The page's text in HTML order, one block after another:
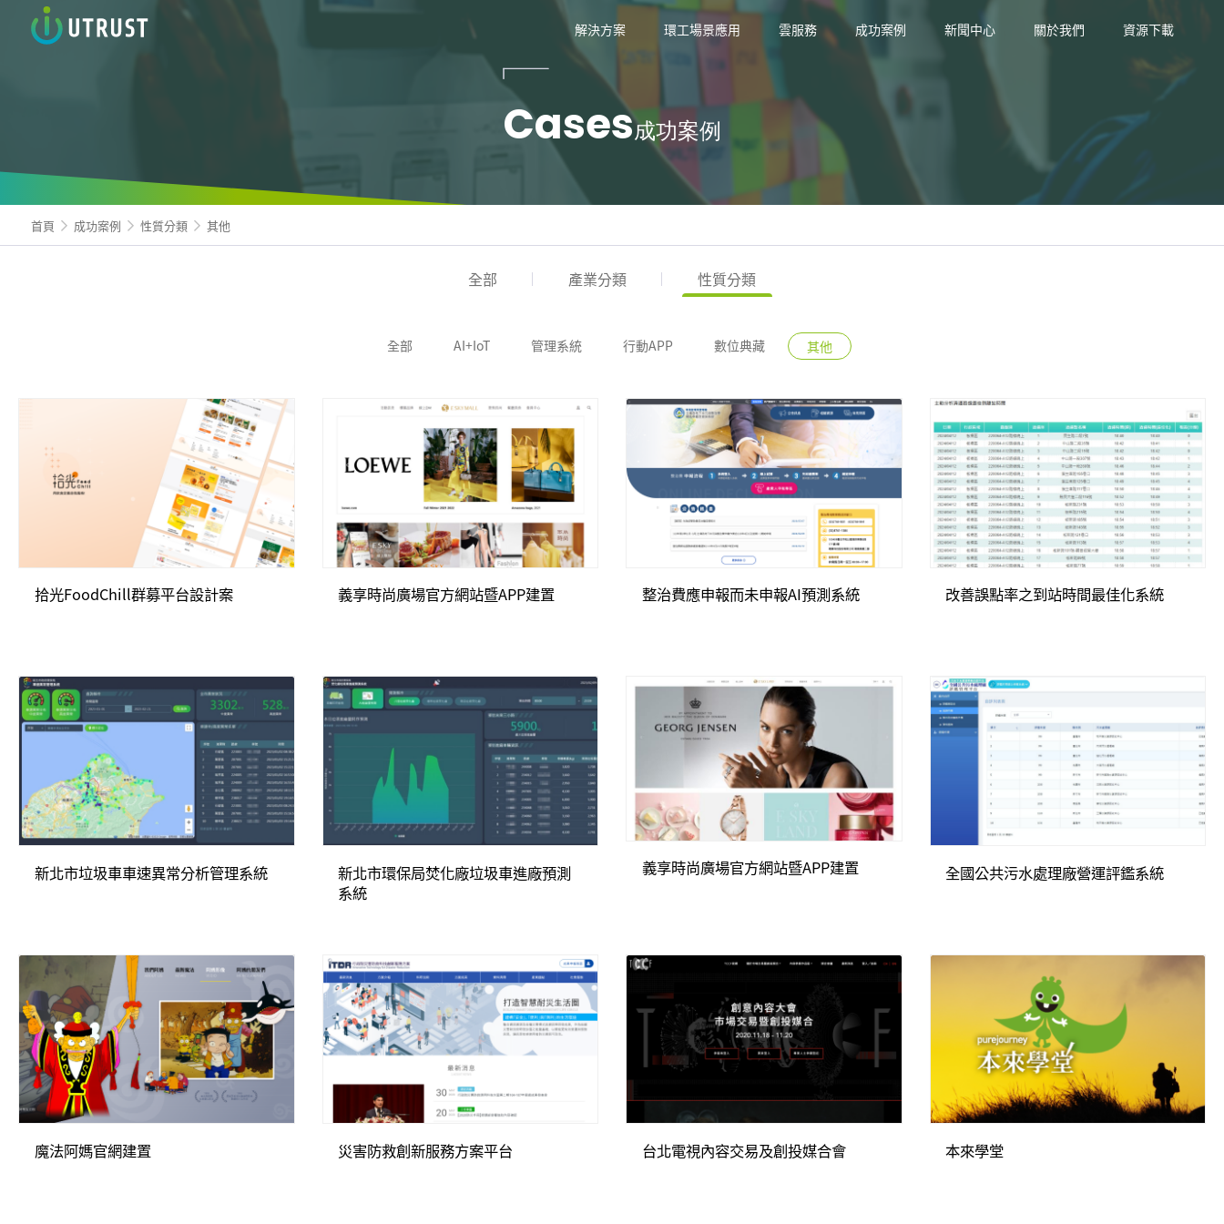
信諾科技 解決方案 環工場景應用 雲服務 成功案例 新聞中心 關於我們 資源下載
Cases成功案例
首頁 成功案例 性質分類 其他
全部 產業分類 性質分類
全部 AI+IoT 管理系統 行動APP 數位典藏 其他
拾光FoodChill群募平台設計案 義享時尚廣場官方網站暨APP建置 整治費應申報而未申報AI預測系統 改善誤點率之到站時間最佳化系統
新北市垃圾車車速異常分析管理系統
新北市環保局焚化廠垃圾車進廠預測
系統
義享時尚廣場官方網站暨APP建置 全國公共污水處理廠營運評鑑系統
魔法阿媽官網建置 災害防救創新服務方案平台 台北電視內容交易及創投媒合會 本來學堂